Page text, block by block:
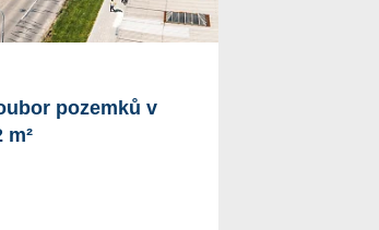
pozemků v
m²